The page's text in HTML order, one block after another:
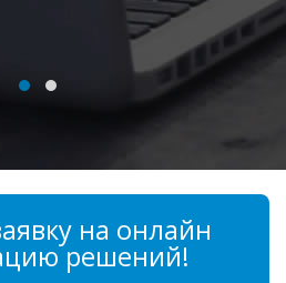
на онлайн
решений!